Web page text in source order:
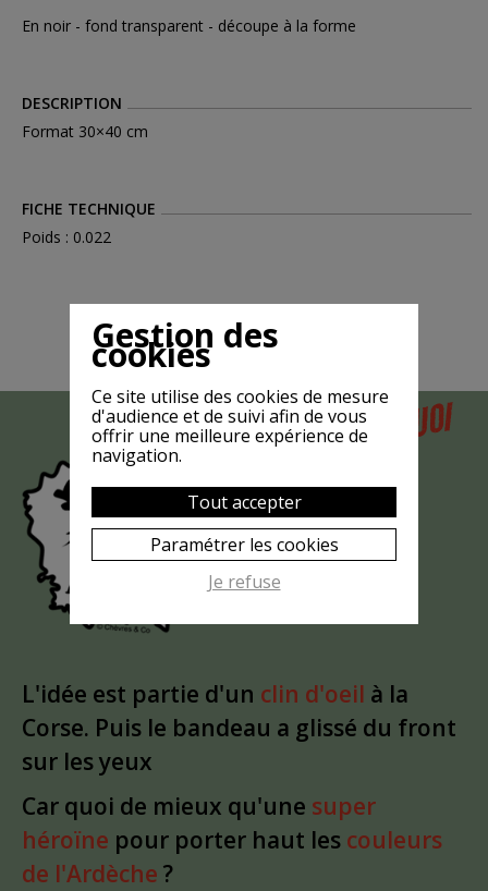
En noir - fond transparent - découpe à la forme
DESCRIPTION
Format 30×40 cm
FICHE TECHNIQUE
Poids : 0.022
MAISPOURQUOI
LA CHÈVRE
EST-ELLE
MASQUÉE
?
L'idée est partie d'un clin d'oeil à la
Corse. Puis le bandeau a glissé du front
sur les yeux
Car quoi de mieux qu'une super
héroïne pour porter haut les couleurs
de l'Ardèche ?
Gestion des
cookies
Ce site utilise des cookies de mesure
d'audience et de suivi afin de vous
offrir une meilleure expérience de
navigation.
Tout accepter
Paramétrer les cookies
Je refuse